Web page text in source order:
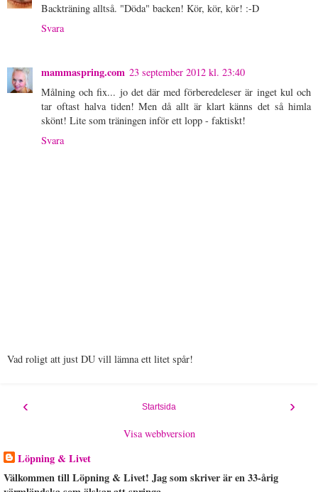
Backträning alltså. "Döda" backen! Kör, kör, kör! :-D
Svara
mammaspring.com 23 september 2012 kl. 23:40
Målning och fix... jo det där med förberedeleser är inget kul och
tar oftast halva tiden! Men då allt är klart känns det så himla
skönt! Lite som träningen inför ett lopp - faktiskt!
Svara
Vad roligt att just DU vill lämna ett litet spår!
‹ ›
Startsida
Visa webbversion
Löpning & Livet
Välkommen till Löpning & Livet! Jag som skriver är en 33-årig